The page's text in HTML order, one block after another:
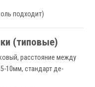
подходит)
(типовые)
расстояние между
10мм, стандарт де-